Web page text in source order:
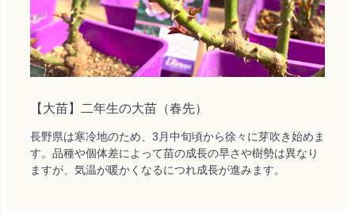
【大苗】二年生の大苗（春先）
長野県は寒冷地のため、3月中旬頃から徐々に芽吹き始めま
す。品種や個体差によって苗の成長の早さや樹勢は異なり
ますが、気温が暖かくなるにつれ成長が進みます。